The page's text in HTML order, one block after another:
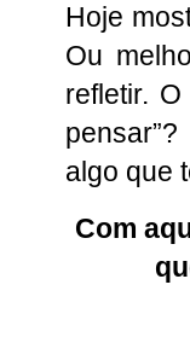
Hoje
Ou
refletir.
algo que
Com